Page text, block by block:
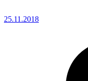
25.11.2018